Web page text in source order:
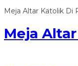
Meja Altar Katolik Di
Meja